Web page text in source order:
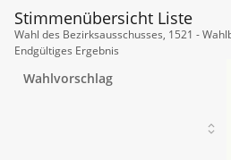
Stimmenübersicht Liste
Stimmenübersicht
Liste
Wahl des Bezirksausschusses, 1521 -
Endgültiges Ergebnis
Wahlvorschlag